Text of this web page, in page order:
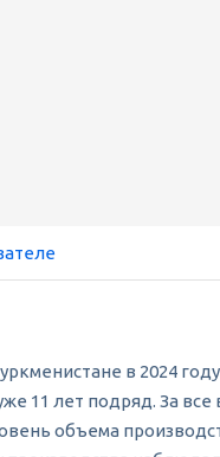
в 2024
11 лет подряд. За
объема